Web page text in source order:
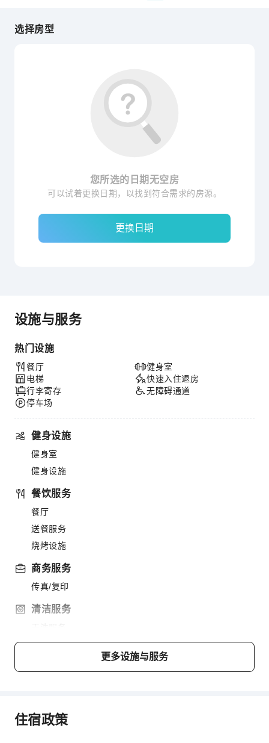
选择房型
您所选的日期无空房
可以试着更换日期，以找到符合需求的房源。
更换日期
设施与服务
热门设施
餐厅
电梯
行李寄存
停车场
健身室
快速入住退房
无障碍通道
健身设施
健身室
健身设施
餐饮服务
餐厅
送餐服务
烧烤设施
商务服务
传真/复印
清洁服务
洗衣服务
电梯
更多设施与服务
住宿政策